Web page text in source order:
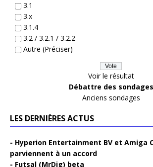
3.1
3.x
3.1.4
3.2 / 3.2.1 / 3.2.2
Autre (Préciser)
Voir le résultat
Débattre des sondages
Anciens sondages
LES DERNIÈRES ACTUS
Hyperion Entertainment BV et Amiga
parviennent à un accord
Futsal (MrDig) beta